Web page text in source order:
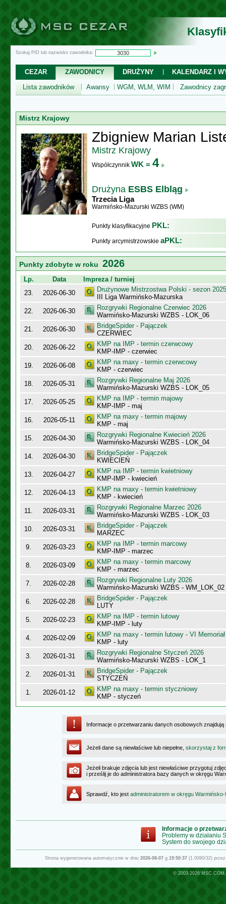
Szukaj PID lub nazwisko zawodnika:
CEZAR ZAWODNICY DRUŻYNY
KALENDARZ I
Lista zawodników
Awansy WGM, WLM, WIM Zawodnicy
Mistrz Krajowy
Zbigniew Marian
Mistrz Krajowy
Współczynnik WK = 4
Drużyna ESBS Elbląg
Trzecia Liga
Warmińsko-Mazurski WZBS (WM)
Punkty klasyfikacyjne PKL:
Punkty arcymistrzowskie aPKL:
Punkty zdobyte w roku 2026
Lp. Data
Impreza / turniej
23.
2026-06-30
Drużynowe Mistrzostwa Polski - sezon
III Liga Warmińsko-Mazurska
22.
2026-06-30
Rozgrywki Regionalne Czerwiec 2026
Warmińsko-Mazurski WZBS - LOK_06
21.
2026-06-30
BridgeSpider - Pajączek
CZERWIEC
20.
2026-06-22
KMP na IMP - termin czerwcowy
KMP-IMP - czerwiec
19.
2026-06-08
KMP na maxy - termin czerwcowy
KMP - czerwiec
18.
2026-05-31
Rozgrywki Regionalne Maj 2026
Warmińsko-Mazurski WZBS - LOK_05
17.
2026-05-25
KMP na IMP - termin majowy
KMP-IMP - maj
16.
2026-05-11
KMP na maxy - termin majowy
KMP - maj
15.
2026-04-30
Rozgrywki Regionalne Kwiecień 2026
Warmińsko-Mazurski WZBS - LOK_04
14.
2026-04-30
BridgeSpider - Pajączek
KWIECIEŃ
13.
2026-04-27
KMP na IMP - termin kwietniowy
KMP-IMP - kwiecień
12.
2026-04-13
KMP na maxy - termin kwietniowy
KMP - kwiecień
11.
2026-03-31
Rozgrywki Regionalne Marzec 2026
Warmińsko-Mazurski WZBS - LOK_03
10.
2026-03-31
BridgeSpider - Pajączek
MARZEC
9.
2026-03-23
KMP na IMP - termin marcowy
KMP-IMP - marzec
8.
2026-03-09
KMP na maxy - termin marcowy
KMP - marzec
7.
2026-02-28
Rozgrywki Regionalne Luty 2026
Warmińsko-Mazurski WZBS - WM_LOK_02
6.
2026-02-28
BridgeSpider - Pajączek
LUTY
5.
2026-02-23
KMP na IMP - termin lutowy
KMP-IMP - luty
4.
2026-02-09
KMP na maxy - termin lutowy - VI
KMP - luty
3.
2026-01-31
Rozgrywki Regionalne Styczeń 2026
Warmińsko-Mazurski WZBS - LOK_1
2.
2026-01-31
BridgeSpider - Pajączek
STYCZEŃ
1.
2026-01-12
KMP na maxy - termin styczniowy
KMP - styczeń
Informacje o przetwarzaniu danych osobowych
Jeżeli dane są niewłaściwe lub niepełne, skorzystaj z
Jeżeli brakuje zdjęcia lub jest niewłaściwe przygotuj
i prześlij je do administratora bazy danych w okręgu
Sprawdź, kto jest administratorem w okręgu
Informacje o
Problemy w działaniu
System do swojego
Strona wygenerowana automatycznie w dniu 2026-08-07g.19:50:37(1.0090/32)
© 2003-2026